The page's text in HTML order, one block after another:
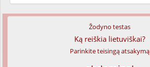
Žodyno testas
Ką reiškia lietuviškai?
Parinkite teisingą atsakymą